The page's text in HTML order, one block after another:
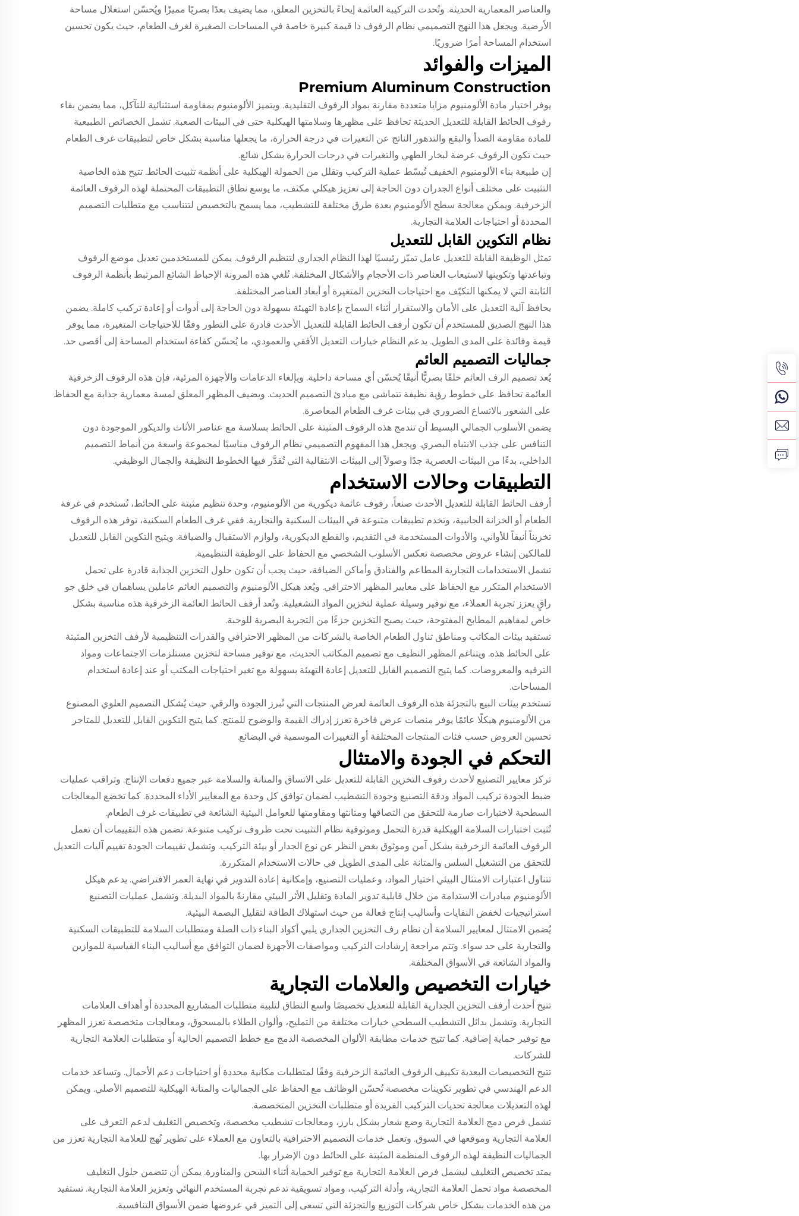
والعناصر المعمارية الحديثة. وتُحدث التركيبة العائمة إيحاءً بالتخزين المعلق، مما يضيف بعدًا بصريًا مميزًا ويُحسّن استغلال مساحة
الأرضية. ويجعل هذا النهج التصميمي نظام الرفوف ذا قيمة كبيرة خاصة في المساحات الصغيرة لغرف الطعام، حيث يكون تحسين
استخدام المساحة أمرًا ضروريًا.
الميزات والفوائد
Premium Aluminum Construction
يوفر اختيار مادة الألومنيوم مزايا متعددة مقارنة بمواد الرفوف التقليدية. ويتميز الألومنيوم بمقاومة استثنائية للتآكل، مما يضمن بقاء
رفوف الحائط القابلة للتعديل الحديثة تحافظ على مظهرها وسلامتها الهيكلية حتى في البيئات الصعبة. تشمل الخصائص الطبيعية
للمادة مقاومة الصدأ والبقع والتدهور الناتج عن التغيرات في درجة الحرارة، ما يجعلها مناسبة بشكل خاص لتطبيقات غرف الطعام
حيث تكون الرفوف عرضة لبخار الطهي والتغيرات في درجات الحرارة بشكل شائع.
إن طبيعة بناء الألومنيوم الخفيف تُبسّط عملية التركيب وتقلل من الحمولة الهيكلية على أنظمة تثبيت الحائط. تتيح هذه الخاصية
التثبيت على مختلف أنواع الجدران دون الحاجة إلى تعزيز هيكلي مكثف، ما يوسع نطاق التطبيقات المحتملة لهذه الرفوف العائمة
الزخرفية. ويمكن معالجة سطح الألومنيوم بعدة طرق مختلفة للتشطيب، مما يسمح بالتخصيص لتتناسب مع متطلبات التصميم
المحددة أو احتياجات العلامة التجارية.
نظام التكوين القابل للتعديل
تمثل الوظيفة القابلة للتعديل عامل تميّز رئيسيًا لهذا النظام الجداري لتنظيم الرفوف. يمكن للمستخدمين تعديل موضع الرفوف
وتباعدتها وتكوينها لاستيعاب العناصر ذات الأحجام والأشكال المختلفة. تُلغي هذه المرونة الإحباط الشائع المرتبط بأنظمة الرفوف
الثابتة التي لا يمكنها التكيّف مع احتياجات التخزين المتغيرة أو أبعاد العناصر المختلفة.
يحافظ آلية التعديل على الأمان والاستقرار أثناء السماح بإعادة التهيئة بسهولة دون الحاجة إلى أدوات أو إعادة تركيب كاملة. يضمن
هذا النهج الصديق للمستخدم أن تكون أرفف الحائط القابلة للتعديل الأحدث قادرة على التطور وفقًا للاحتياجات المتغيرة، مما يوفر
قيمة وفائدة على المدى الطويل. يدعم النظام خيارات التعديل الأفقي والعمودي، ما يُحسّن كفاءة استخدام المساحة إلى أقصى حد.
جماليات التصميم العائم
يُعد تصميم الرف العائم خلقًا بصريًّا أنيقًا يُحسّن أي مساحة داخلية. وبإلغاء الدعامات والأجهزة المرئية، فإن هذه الرفوف الزخرفية
العائمة تحافظ على خطوط رؤية نظيفة تتماشى مع مبادئ التصميم الحديث. ويضيف المظهر المعلق لمسة معمارية جذابة مع الحفاظ
على الشعور بالاتساع الضروري في بيئات غرف الطعام المعاصرة.
يضمن الأسلوب الجمالي البسيط أن تندمج هذه الرفوف المثبتة على الحائط بسلاسة مع عناصر الأثاث والديكور الموجودة دون
التنافس على جذب الانتباه البصري. ويجعل هذا المفهوم التصميمي نظام الرفوف مناسبًا لمجموعة واسعة من أنماط التصميم
الداخلي، بدءًا من البيئات العصرية جدًا وصولاً إلى البيئات الانتقالية التي تُقدَّر فيها الخطوط النظيفة والجمال الوظيفي.
التطبيقات وحالات الاستخدام
أرفف الحائط القابلة للتعديل الأحدث صنعاً، رفوف عائمة ديكورية من الألومنيوم، وحدة تنظيم مثبتة على الحائط، تُستخدم في غرفة
الطعام أو الخزانة الجانبية، وتخدم تطبيقات متنوعة في البيئات السكنية والتجارية. ففي غرف الطعام السكنية، توفر هذه الرفوف
تخزيناً أنيقاً للأواني، والأدوات المستخدمة في التقديم، والقطع الديكورية، ولوازم الاستقبال والضيافة. ويتيح التكوين القابل للتعديل
للمالكين إنشاء عروض مخصصة تعكس الأسلوب الشخصي مع الحفاظ على الوظيفة التنظيمية.
تشمل الاستخدامات التجارية المطاعم والفنادق وأماكن الضيافة، حيث يجب أن تكون حلول التخزين الجذابة قادرة على تحمل
الاستخدام المتكرر مع الحفاظ على معايير المظهر الاحترافي. ويُعد هيكل الألومنيوم والتصميم العائم عاملين يساهمان في خلق جو
راقٍ يعزز تجربة العملاء، مع توفير وسيلة عملية لتخزين المواد التشغيلية. وتُعد أرفف الحائط العائمة الزخرفية هذه مناسبة بشكل
خاص لمفاهيم المطابخ المفتوحة، حيث يصبح التخزين جزءًا من التجربة البصرية للوجبة.
تستفيد بيئات المكاتب ومناطق تناول الطعام الخاصة بالشركات من المظهر الاحترافي والقدرات التنظيمية لأرفف التخزين المثبتة
على الحائط هذه. ويتناغم المظهر النظيف مع تصميم المكاتب الحديث، مع توفير مساحة لتخزين مستلزمات الاجتماعات ومواد
الترفيه والمعروضات. كما يتيح التصميم القابل للتعديل إعادة التهيئة بسهولة مع تغير احتياجات المكتب أو عند إعادة استخدام
المساحات.
تستخدم بيئات البيع بالتجزئة هذه الرفوف العائمة لعرض المنتجات التي تُبرز الجودة والرقي. حيث يُشكل التصميم العلوي المصنوع
من الألومنيوم هيكلًا عائمًا يوفر منصات عرض فاخرة تعزز إدراك القيمة والوضوح للمنتج. كما يتيح التكوين القابل للتعديل للمتاجر
تحسين العروض حسب فئات المنتجات المختلفة أو التغييرات الموسمية في البضائع.
التحكم في الجودة والامتثال
تركز معايير التصنيع لأحدث رفوف التخزين القابلة للتعديل على الاتساق والمتانة والسلامة عبر جميع دفعات الإنتاج. وتراقب عمليات
ضبط الجودة تركيب المواد ودقة التصنيع وجودة التشطيب لضمان توافق كل وحدة مع المعايير الأداء المحددة. كما تخضع المعالجات
السطحية لاختبارات صارمة للتحقق من التصاقها ومتانتها ومقاومتها للعوامل البيئية الشائعة في تطبيقات غرف الطعام.
تُثبت اختبارات السلامة الهيكلية قدرة التحمل وموثوقية نظام التثبيت تحت ظروف تركيب متنوعة. تضمن هذه التقييمات أن تعمل
الرفوف العائمة الزخرفية بشكل آمن وموثوق بغض النظر عن نوع الجدار أو بيئة التركيب. وتشمل تقييمات الجودة تقييم آليات التعديل
للتحقق من التشغيل السلس والمتانة على المدى الطويل في حالات الاستخدام المتكررة.
تتناول اعتبارات الامتثال البيئي اختيار المواد، وعمليات التصنيع، وإمكانية إعادة التدوير في نهاية العمر الافتراضي. يدعم هيكل
الألومنيوم مبادرات الاستدامة من خلال قابلية تدوير المادة وتقليل الأثر البيئي مقارنةً بالمواد البديلة. وتشمل عمليات التصنيع
استراتيجيات لخفض النفايات وأساليب إنتاج فعالة من حيث استهلاك الطاقة لتقليل البصمة البيئية.
يُضمن الامتثال لمعايير السلامة أن نظام رف التخزين الجداري يلبي أكواد البناء ذات الصلة ومتطلبات السلامة للتطبيقات السكنية
والتجارية على حد سواء. وتتم مراجعة إرشادات التركيب ومواصفات الأجهزة لضمان التوافق مع أساليب البناء القياسية للموازين
والمواد الشائعة في الأسواق المختلفة.
خيارات التخصيص والعلامات التجارية
تتيح أحدث أرفف التخزين الجدارية القابلة للتعديل تخصيصًا واسع النطاق لتلبية متطلبات المشاريع المحددة أو أهداف العلامات
التجارية. وتشمل بدائل التشطيب السطحي خيارات مختلفة من التمليح، وألوان الطلاء بالمسحوق، ومعالجات متخصصة تعزز المظهر
مع توفير حماية إضافية. كما تتيح خدمات مطابقة الألوان المخصصة الدمج مع خطط التصميم الحالية أو متطلبات العلامة التجارية
للشركات.
تتيح التخصيصات البعدية تكييف الرفوف العائمة الزخرفية وفقًا لمتطلبات مكانية محددة أو احتياجات دعم الأحمال. وتساعد خدمات
الدعم الهندسي في تطوير تكوينات مخصصة تُحسّن الوظائف مع الحفاظ على الجماليات والمتانة الهيكلية للتصميم الأصلي. ويمكن
لهذه التعديلات معالجة تحديات التركيب الفريدة أو متطلبات التخزين المتخصصة.
تشمل فرص دمج العلامة التجارية وضع شعار بشكل بارز، ومعالجات تشطيب مخصصة، وتخصيص التغليف لدعم التعرف على
العلامة التجارية وموقعها في السوق. وتعمل خدمات التصميم الاحترافية بالتعاون مع العملاء على تطوير نُهج للعلامة التجارية تعزز من
الجماليات النظيفة لهذه الرفوف المنظمة المثبتة على الحائط دون الإضرار بها.
يمتد تخصيص التغليف ليشمل فرص العلامة التجارية مع توفير الحماية أثناء الشحن والمناورة. يمكن أن تتضمن حلول التغليف
المخصصة مواد تحمل العلامة التجارية، وأدلة التركيب، ومواد تسويقية تدعم تجربة المستخدم النهائي وتعزيز العلامة التجارية. تستفيد
من هذه الخدمات بشكل خاص شركات التوزيع والتجزئة التي تسعى إلى التميز في عروضها ضمن الأسواق التنافسية.